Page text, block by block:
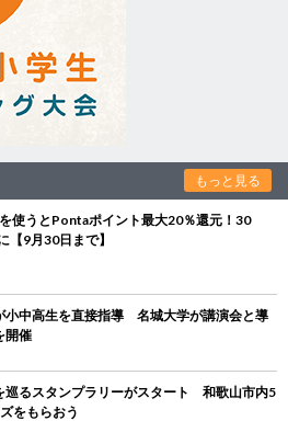
もっと見る
使うとPontaポイント最大20％還元！30
【9月30日まで】
小中高生を直接指導 名城大学が講演会と導
開催
巡るスタンプラリーがスタート 和歌山市内5
をもらおう